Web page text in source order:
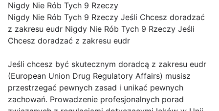
Nigdy Nie Rób Tych 9 Rzeczy
Nigdy Nie Rób Tych 9 Rzeczy Jeśli Chcesz doradzać
z zakresu eudr Nigdy Nie Rób Tych 9 Rzeczy Jeśli
Chcesz doradzać z zakresu eudr
Jeśli chcesz być skutecznym doradcą z zakresu eudr
(European Union Drug Regulatory Affairs) musisz
przestrzegać pewnych zasad i unikać pewnych
zachowań. Prowadzenie profesjonalnych porad